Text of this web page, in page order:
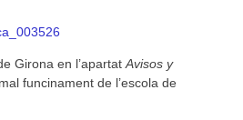
Girona en l’apartat Avisos y
funcinament de l’escola de